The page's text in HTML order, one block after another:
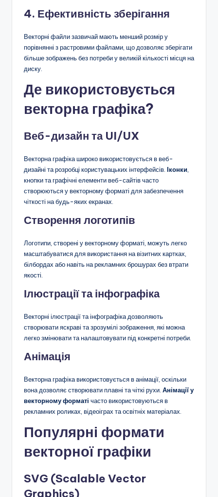
4. Ефективність зберігання
Векторні файли зазвичай мають менший розмір у
порівнянні з растровими файлами, що дозволяє зберігати
більше зображень без потреби у великій кількості місця на
диску.
Де використовується
векторна графіка?
Веб-дизайн та UI/UX
Векторна графіка широко використовується в веб-
дизайні та розробці користувацьких інтерфейсів. Іконки,
кнопки та графічні елементи веб-сайтів часто
створюються у векторному форматі для забезпечення
чіткості на будь-яких екранах.
Створення логотипів
Логотипи, створені у векторному форматі, можуть легко
масштабуватися для використання на візитних картках,
білбордах або навіть на рекламних брошурах без втрати
якості.
Ілюстрації та інфографіка
Векторні ілюстрації та інфографіка дозволяють
створювати яскраві та зрозумілі зображення, які можна
легко змінювати та налаштовувати під конкретні потреби.
Анімація
Векторна графіка використовується в анімації, оскільки
вона дозволяє створювати плавні та чіткі рухи. Анімації у
векторному форматі часто використовуються в
рекламних роликах, відеоіграх та освітніх матеріалах.
Популярні формати
векторної графіки
SVG (Scalable Vector
Graphics)